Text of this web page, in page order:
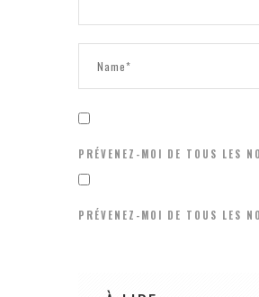
PRÉVENEZ-MOI DE TOUS LES
PRÉVENEZ-MOI DE TOUS LES